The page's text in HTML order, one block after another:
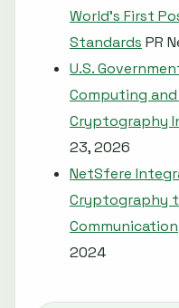
World's First
Standards PR
U.S.
Computing
Cryptography
23, 2026
NetSfere
Cryptography
Communication
2024